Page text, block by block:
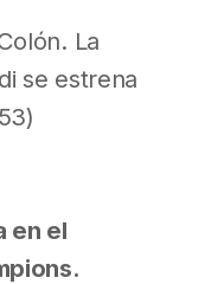
La
se estrena
en el